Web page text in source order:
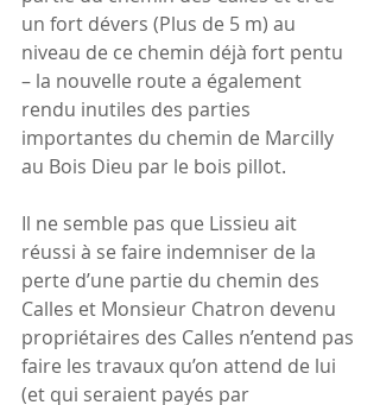
un fort dévers (Plus de 5 m) au
niveau de ce chemin déjà fort pentu
– la nouvelle route a également
rendu inutiles des parties
importantes du chemin de Marcilly
au Bois Dieu par le bois pillot.
Il ne semble pas que Lissieu ait
réussi à se faire indemniser de la
perte d’une partie du chemin des
Calles et Monsieur Chatron devenu
propriétaires des Calles n’entend pas
faire les travaux qu’on attend de lui
(et qui seraient payés par